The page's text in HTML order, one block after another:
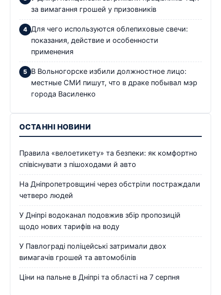
за вимагання грошей у призовників
Для чего используются облепиховые свечи:
показания, действие и особенности
применения
В Вольногорске избили должностное лицо:
местные СМИ пишут, что в драке побывал мэр
города Василенко
ОСТАННІ НОВИНИ
Правила «велоетикету» та безпеки: як комфортно
співіснувати з пішоходами й авто
На Дніпропетровщині через обстріли постраждали
четверо людей
У Дніпрі водоканал подовжив збір пропозицій
щодо нових тарифів на воду
У Павлограді поліцейські затримали двох
вимагачів грошей та автомобілів
Ціни на пальне в Дніпрі та області на 7 серпня